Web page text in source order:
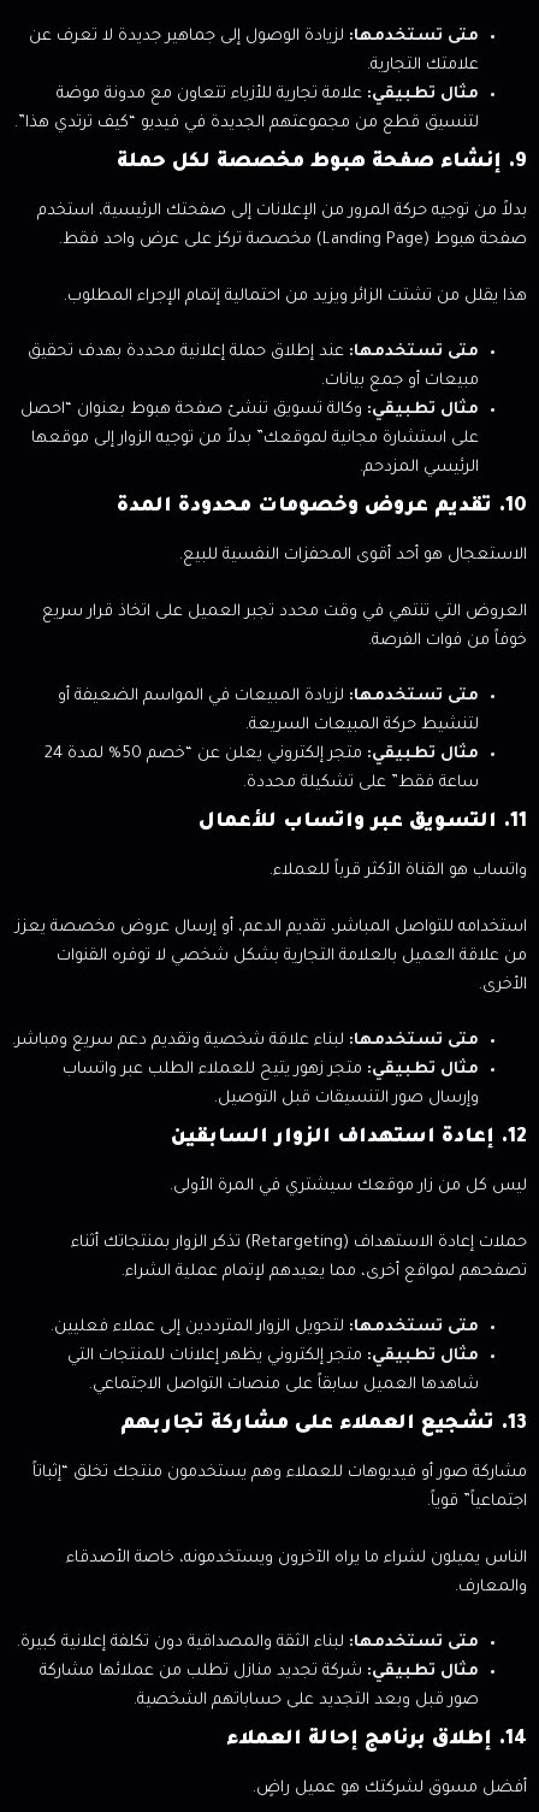
متى تستخدمها: لزيادة الوصول إلى جماهير جديدة لا تعرف عن
علامتك التجارية.
مثال تطبيقي: علامة تجارية للأزياء تتعاون مع مدونة موضة
لتنسيق قطع من مجموعتهم الجديدة في فيديو “كيف ترتدي هذا”.
9. إنشاء صفحة هبوط مخصصة لكل حملة
بدلاً من توجيه حركة المرور من الإعلانات إلى صفحتك الرئيسية، استخدم
صفحة هبوط (Landing Page) مخصصة تركز على عرض واحد فقط.
هذا يقلل من تشتت الزائر ويزيد من احتمالية إتمام الإجراء المطلوب.
متى تستخدمها: عند إطلاق حملة إعلانية محددة بهدف تحقيق
مبيعات أو جمع بيانات.
مثال تطبيقي: وكالة تسويق تنشئ صفحة هبوط بعنوان “احصل
على استشارة مجانية لموقعك” بدلاً من توجيه الزوار إلى موقعها
الرئيسي المزدحم.
10. تقديم عروض وخصومات محدودة المدة
الاستعجال هو أحد أقوى المحفزات النفسية للبيع.
العروض التي تنتهي في وقت محدد تجبر العميل على اتخاذ قرار سريع
خوفاً من فوات الفرصة.
متى تستخدمها: لزيادة المبيعات في المواسم الضعيفة أو
لتنشيط حركة المبيعات السريعة.
مثال تطبيقي:
متجر إلكتروني يعلن عن “خصم 50% لمدة 24
ساعة فقط” على تشكيلة محددة.
11. التسويق عبر واتساب للأعمال
واتساب هو القناة الأكثر قرباً للعملاء.
استخدامه للتواصل المباشر، تقديم الدعم، أو إرسال عروض مخصصة يعزز
من علاقة العميل بالعلامة التجارية بشكل شخصي لا توفره القنوات
الأخرى.
متى تستخدمها: لبناء علاقة شخصية وتقديم دعم سريع ومباشر.
مثال تطبيقي: متجر زهور يتيح للعملاء الطلب عبر واتساب
وإرسال صور التنسيقات قبل التوصيل.
12. إعادة استهداف الزوار السابقين
ليس كل من زار موقعك سيشتري في المرة الأولى.
حملات إعادة الاستهداف (Retargeting) تذكر الزوار بمنتجاتك أثناء
تصفحهم لمواقع أخرى، مما يعيدهم لإتمام عملية الشراء.
متى تستخدمها: لتحويل الزوار المترددين إلى عملاء فعليين.
مثال تطبيقي: متجر إلكتروني يظهر إعلانات للمنتجات التي
شاهدها العميل سابقاً على منصات التواصل الاجتماعي.
13. تشجيع العملاء على مشاركة تجاربهم
مشاركة صور أو فيديوهات للعملاء وهم يستخدمون منتجك تخلق “إثباتاً
اجتماعياً” قوياً.
الناس يميلون لشراء ما يراه الآخرون ويستخدمونه، خاصة الأصدقاء
والمعارف.
متى تستخدمها: لبناء الثقة والمصداقية دون تكلفة إعلانية كبيرة.
مثال تطبيقي: شركة تجديد منازل تطلب من عملائها مشاركة
صور قبل وبعد التجديد على حساباتهم الشخصية.
14. إطلاق برنامج إحالة العملاء
أفضل مسوق لشركتك هو عميل راضٍ.